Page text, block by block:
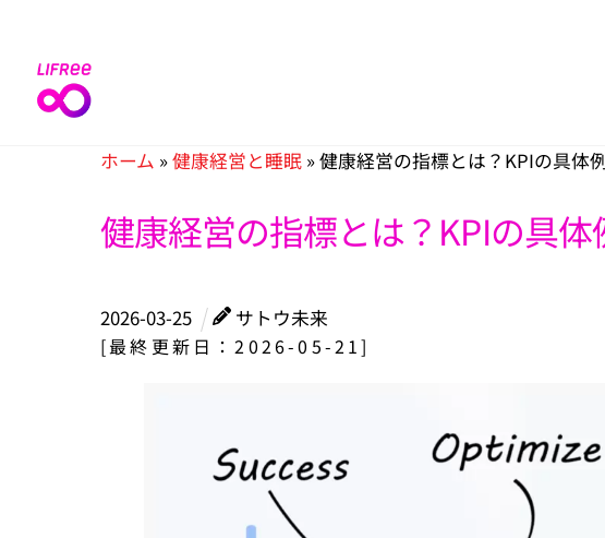
content
ホーム »健康経営と睡眠 »健康経営の指標とは？KPIの具体
健康経営の指標とは？KPIの具
2026-03-25
サトウ未来
[最終更新日：2026-05-21]